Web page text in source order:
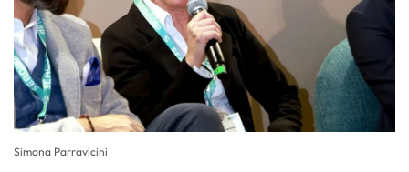
Simona Parravicini